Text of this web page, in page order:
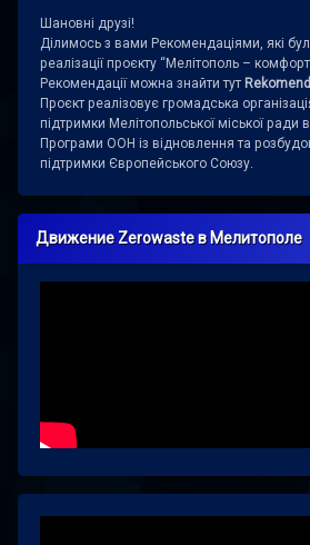
Шановні друзі!
Ділимось з вами Рекомендаціями, які
реалізації проєкту “Мелітополь –
Рекомендації можна знайти тут
Проєкт реалізовує громадська
підтримки Мелітопольської міської ради
Програми ООН із відновлення та
підтримки Європейського Союзу.
Движение Zerowaste в Мелитополе